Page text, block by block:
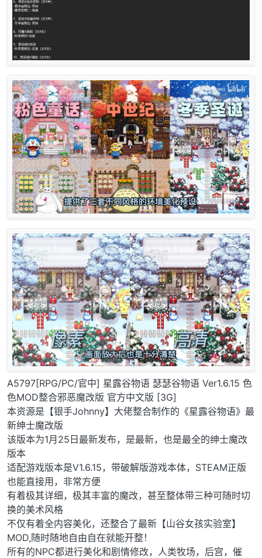
A5797[RPG/PC/官中] 星露谷物语 瑟瑟谷物语 Ver1.6.15 色
色MOD整合邪恶魔改版 官方中文版 [3G]
本资源是【银手Johnny】大佬整合制作的《星露谷物语》最
新绅士魔改版
该版本为1月25日最新发布，是最新，也是最全的绅士魔改
版本
适配游戏版本是V1.6.15，带破解版游戏本体，STEAM正版
也能直接用，非常方便
有着极其详细，极其丰富的魔改，甚至整体带三种可随时切
换的美术风格
不仅有着全内容美化，还整合了最新【山谷女孩实验室】
MOD,随时随地自由自在就能开整！
所有的NPC都进行美化和剧情修改，人类牧场，后宫，催